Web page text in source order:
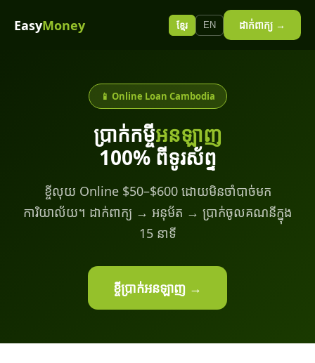
EasyMoney ខ្មែរ EN ដាក់ពាក្យ →
📱 Online Loan Cambodia
ប្រាក់កម្ចីអនឡាញ
100% ពីទូរស័ព្ទ
ខ្ចីលុយ Online $50–$600 ដោយមិនចាំបាច់មក
ការិយាល័យ។ ដាក់ពាក្យ → អនុម័ត → ប្រាក់ចូលគណនីក្នុង
15 នាទី
ខ្ចីប្រាក់អនឡាញ →